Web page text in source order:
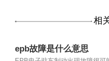
相
epb故障是什么意思